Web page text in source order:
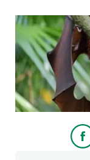
NOTÍCIES I AGENDA